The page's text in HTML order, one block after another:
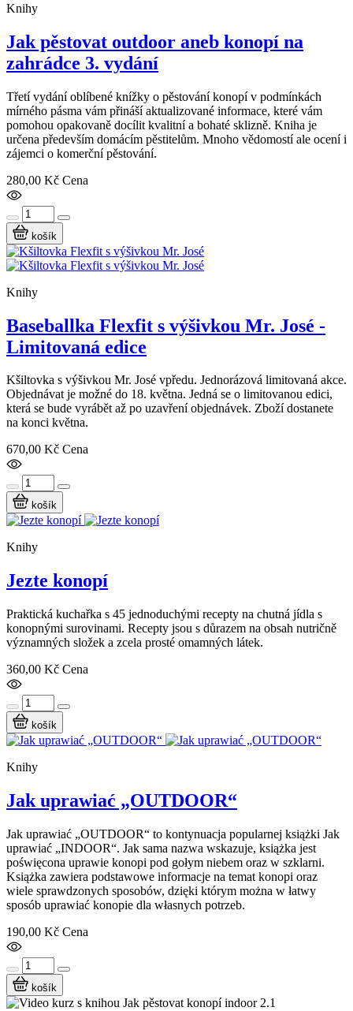
Knihy
Jak pěstovat outdoor aneb konopí na
zahrádce 3. vydání
Třetí vydání oblíbené knížky o pěstování konopí v podmínkách
mírného pásma vám přináší aktualizované informace, které vám
pomohou opakovaně docílit kvalitní a bohaté sklizně. Kniha je
určena především domácím pěstitelům. Mnoho vědomostí ale ocení i
zájemci o komerční pěstování.
280,00 Kč Cena
košík
Knihy
Baseballka Flexfit s výšivkou Mr. José -
Limitovaná edice
Kšiltovka s výšivkou Mr. José vpředu. Jednorázová limitovaná akce.
Objednávat je možné do 18. května. Jedná se o limitovanou edici,
která se bude vyrábět až po uzavření objednávek. Zboží dostanete
na konci května.
670,00 Kč Cena
košík
Knihy
Jezte konopí
Praktická kuchařka s 45 jednoduchými recepty na chutná jídla s
konopnými surovinami. Recepty jsou s důrazem na obsah nutričně
významných složek a zcela prosté omamných látek.
360,00 Kč Cena
košík
Knihy
Jak uprawiać „OUTDOOR“
Jak uprawiać „OUTDOOR“ to kontynuacja popularnej książki Jak
uprawiać „INDOOR“. Jak sama nazwa wskazuje, książka jest
poświęcona uprawie konopi pod gołym niebem oraz w szklarni.
Książka zawiera podstawowe informacje na temat konopi oraz
wiele sprawdzonych sposobów, dzięki którym można w łatwy
sposób uprawiać konopie dla własnych potrzeb.
190,00 Kč Cena
košík